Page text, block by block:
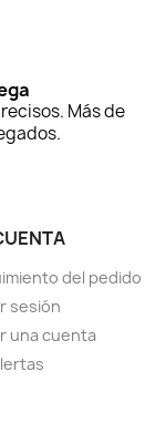
Más de
del pedido
sesión
una cuenta